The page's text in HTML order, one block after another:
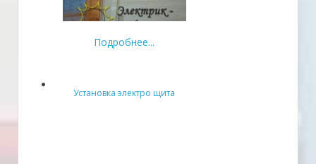
Подробнее...
Установка электро щита